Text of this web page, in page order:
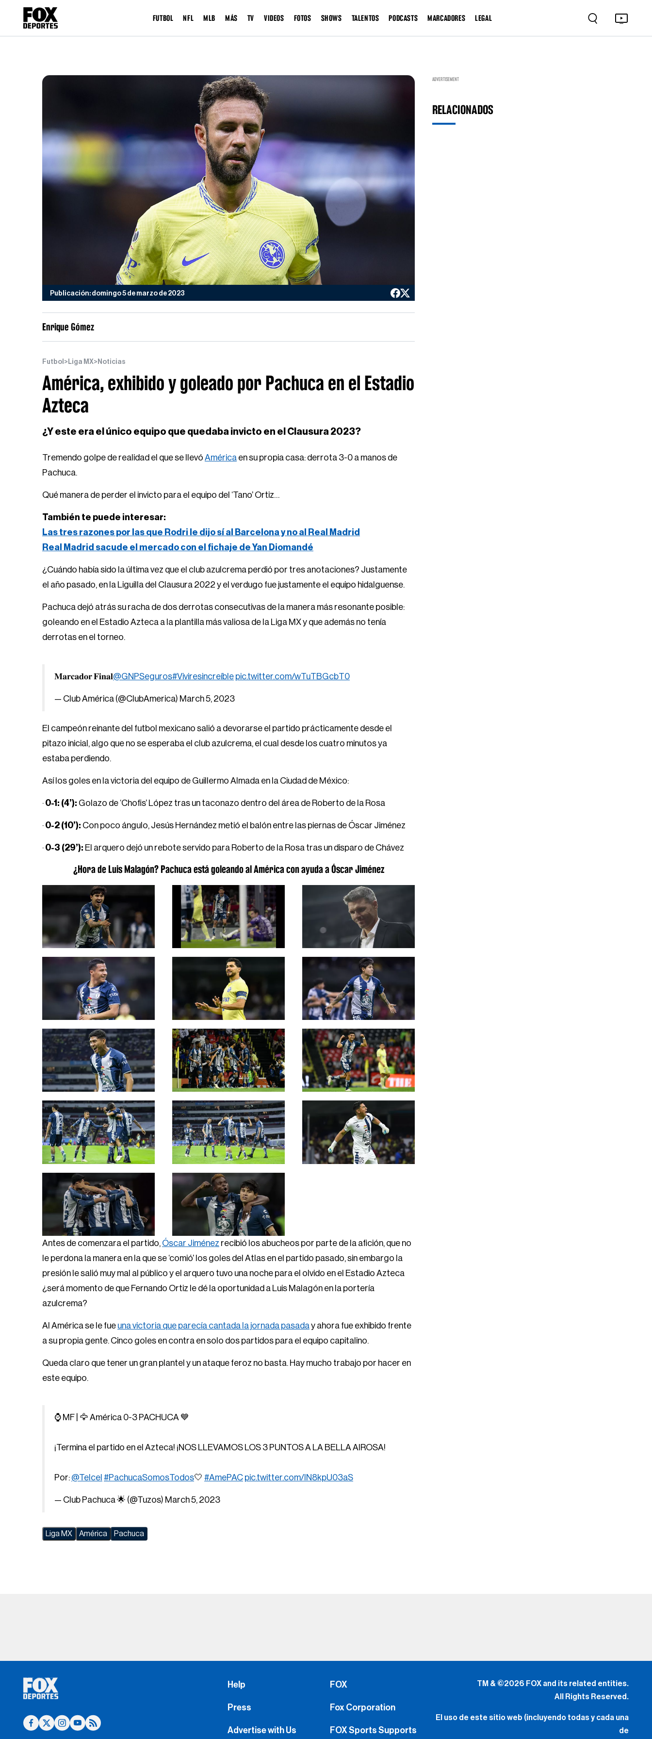
FUTBOL NFL MLB MÁS TV VIDEOS FOTOS SHOWS TALENTOS PODCASTS MARCADORES LEGAL
Publicación: domingo 5 de marzo de 2023
Enrique Gómez
Futbol > Liga MX> Noticias
América, exhibido y goleado por Pachuca en el Estadio
Azteca
¿Y este era el único equipo que quedaba invicto en el Clausura 2023?
Tremendo golpe de realidad el que se llevó América en su propia casa: derrota 3-0 a manos de
Pachuca.
Qué manera de perder el invicto para el equipo del ‘Tano’ Ortiz…
También te puede interesar:
Las tres razones por las que Rodri le dijo sí al Barcelona y no al Real Madrid
Real Madrid sacude el mercado con el fichaje de Yan Diomandé
¿Cuándo había sido la última vez que el club azulcrema perdió por tres anotaciones? Justamente
el año pasado, en la Liguilla del Clausura 2022 y el verdugo fue justamente el equipo hidalguense.
Pachuca dejó atrás su racha de dos derrotas consecutivas de la manera más resonante posible:
goleando en el Estadio Azteca a la plantilla más valiosa de la Liga MX y que además no tenía
derrotas en el torneo.
𝐌𝐚𝐫𝐜𝐚𝐝𝐨𝐫 𝐅𝐢𝐧𝐚𝐥@GNPSeguros#Viviresincreíble pic.twitter.com/wTuTBGcbT0
— Club América (@ClubAmerica) March 5, 2023
El campeón reinante del futbol mexicano salió a devorarse el partido prácticamente desde el
pitazo inicial, algo que no se esperaba el club azulcrema, el cual desde los cuatro minutos ya
estaba perdiendo.
Así los goles en la victoria del equipo de Guillermo Almada en la Ciudad de México:
· 0-1: (4’): Golazo de ‘Chofis’ López tras un taconazo dentro del área de Roberto de la Rosa
· 0-2 (10’): Con poco ángulo, Jesús Hernández metió el balón entre las piernas de Óscar Jiménez
· 0-3 (29’): El arquero dejó un rebote servido para Roberto de la Rosa tras un disparo de Chávez
¿Hora de Luis Malagón? Pachuca está goleando al América con ayuda a Óscar Jiménez
Antes de comenzara el partido, Óscar Jiménez recibió los abucheos por parte de la afición, que no
le perdona la manera en la que se ‘comió’ los goles del Atlas en el partido pasado, sin embargo la
presión le salió muy mal al público y el arquero tuvo una noche para el olvido en el Estadio Azteca
¿será momento de que Fernando Ortiz le dé la oportunidad a Luis Malagón en la portería
azulcrema?
Al América se le fue una victoria que parecía cantada la jornada pasaday ahora fue exhibido frente
a su propia gente. Cinco goles en contra en solo dos partidos para el equipo capitalino.
Queda claro que tener un gran plantel y un ataque feroz no basta. Hay mucho trabajo por hacer en
este equipo.
⌚️ MF | 🦅 América 0-3 PACHUCA 💙
¡Termina el partido en el Azteca! ¡NOS LLEVAMOS LOS 3 PUNTOS A LA BELLA AIROSA!
Por: @Telcel #PachucaSomosTodos🤍 #AmePAC pic.twitter.com/IN8kpU03aS
— Club Pachuca 🌟 (@Tuzos) March 5, 2023
Liga MX América Pachuca
ADVERTISEMENT
RELACIONADOS
Help
Press
Advertise with Us
FOX
Fox Corporation
FOX Sports Supports
TM & ©2026 FOX and its related entities.
All Rights Reserved.
El uso de este sitio web (incluyendo todas y cada una
de